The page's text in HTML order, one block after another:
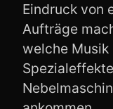
Eindruck von
Aufträge
welche